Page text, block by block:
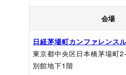
会場
日経茅場町カンファレンス
東京都中央区日本橋茅場町
別館地下1階